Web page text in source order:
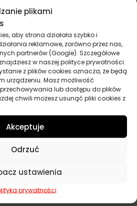
plikami
aby strona działała szybko i
reklamowe, zarówno przez nas,
partnerów (Google). Szczegółowe
w naszej polityce prywatności.
z plików cookies oznacza, że będą
urządzeniu. Masz możliwość
lub dostępu do plików
chwili możesz usunąć pliki cookies z
Akceptuje
Odrzuć
ustawienia
prywatności
Orlen
Półsyntetyczny
10W-40
SL